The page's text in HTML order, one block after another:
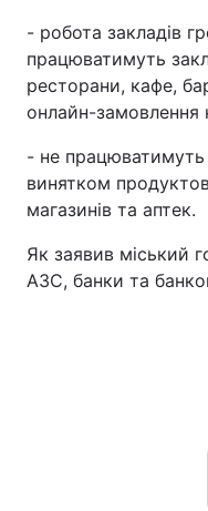
- робота закладів
працюватимуть
ресторани, кафе,
онлайн-замовлення
- не працюватимуть
винятком
магазинів та аптек.
Як заявив міський
АЗС, банки та